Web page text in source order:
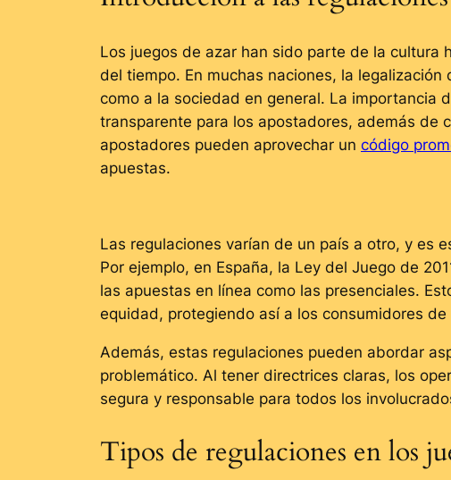
Los juegos de azar han sido parte de la cultura
del tiempo. En muchas naciones, la
como a la sociedad en general. La importancia
transparente para los apostadores, además de
apostadores pueden aprovechar un código
apuestas.
Las regulaciones varían de un país a otro, y es
Por ejemplo, en España, la Ley del Juego de
las apuestas en línea como las presenciales.
equidad, protegiendo así a los consumidores
Además, estas regulaciones pueden abordar
problemático. Al tener directrices claras, los
segura y responsable para todos los
Tipos de regulaciones en los